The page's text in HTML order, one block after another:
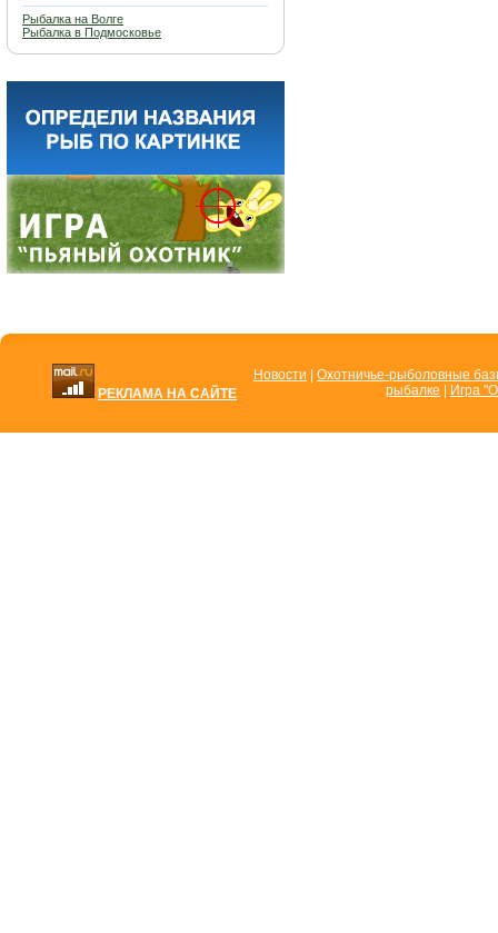
Рыбалка на Волге
Рыбалка в Подмосковье
РЕКЛАМА НА САЙТЕ
Новости
Охотничье-рыболовные
рыбалке
Игра